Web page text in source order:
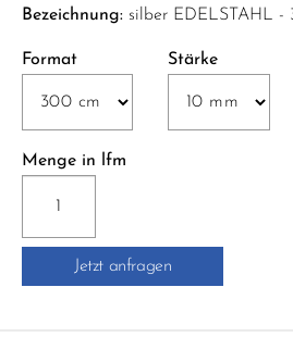
Bezeichnung: silber EDELSTAHL -
Format Stärke
Menge in lfm
10
ABSCHLUSSPROFIL
Jetzt anfragen